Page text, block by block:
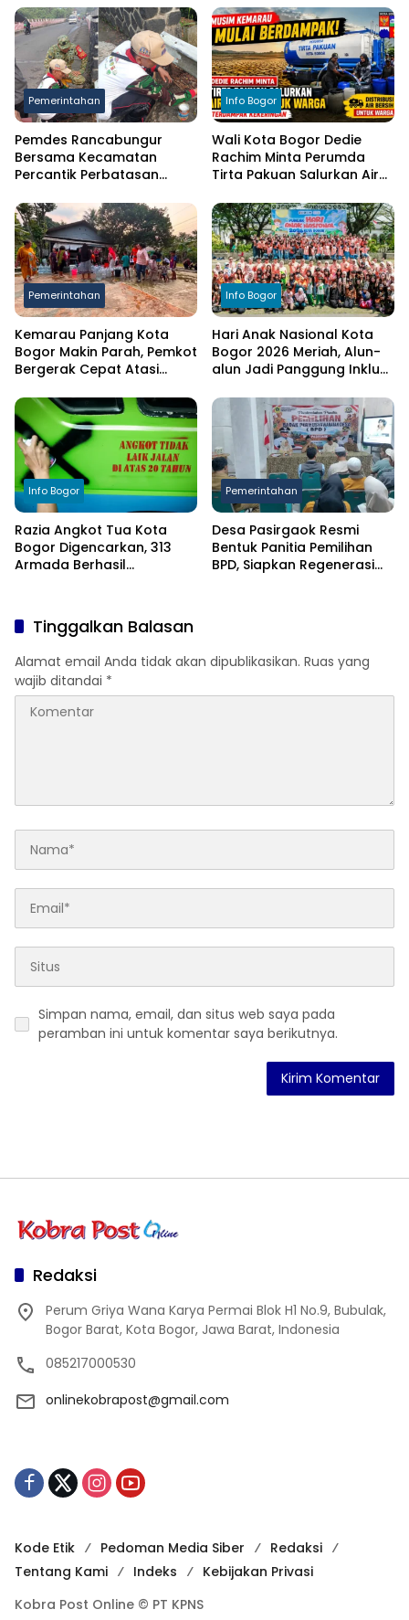
Pemerintahan
Pemdes Rancabungur
Bersama Kecamatan
Percantik Perbatasan
Putih Sambut HUT RI ke-81
Info Bogor
Wali Kota Bogor Dedie
Rachim Minta Perumda
Tirta Pakuan Salurkan Air
Terdampak Kekeringan
Pemerintahan
Kemarau Panjang Kota
Bogor Makin Parah, Pemkot
Bergerak Cepat Atasi
Info Bogor
Hari Anak Nasional Kota
Bogor 2026 Meriah, Alun-
alun Jadi Panggung Inklusi
Info Bogor
Razia Angkot Tua Kota
Bogor Digencarkan, 313
Armada Berhasil
Pemerintahan
Desa Pasirgaok Resmi
Bentuk Panitia Pemilihan
BPD, Siapkan Regenerasi
Tinggalkan Balasan
Alamat email Anda tidak akan dipublikasikan. Ruas yang
wajib ditandai *
Simpan nama, email, dan situs web saya pada
peramban ini untuk komentar saya berikutnya.
Redaksi
Perum Griya Wana Karya Permai Blok H1 No.9, Bubulak,
Bogor Barat, Kota Bogor, Jawa Barat, Indonesia
085217000530
onlinekobrapost@gmail.com
Kode Etik Pedoman Media Siber
Redaksi
Tentang Kami
Indeks
Kebijakan Privasi
Kobra Post Online © PT KPNS